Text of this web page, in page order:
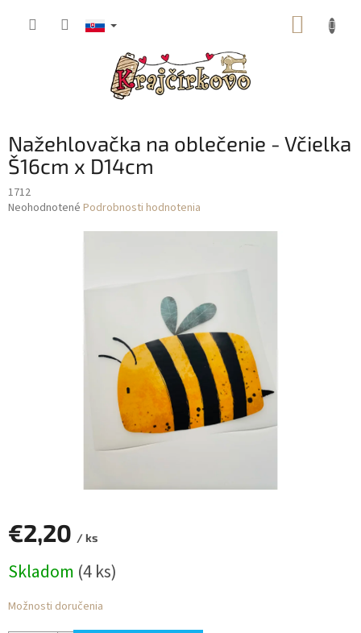
Nažehlovačka na oblečenie - Včielka
Š16cm x D14cm
1712
Priemerné
Neohodnotené Podrobnosti hodnotenia
€2,20 / ks
cena:
Skladom (4 ks)
Možnosti doručenia